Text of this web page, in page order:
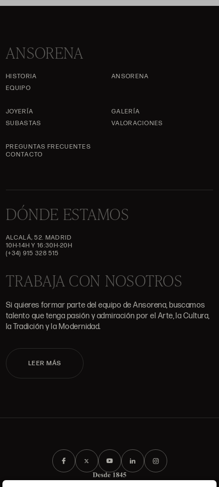
ANSORENA
HISTORIA
ANSORENA
EQUIPO
JOYERÍA
GALERÍA
SUBASTAS
VALORACIONES
PREGUNTAS FRECUENTES
CONTACTO
DÓNDE ESTAMOS
ALCALÁ, 52. MADRID
10H-14H Y 16:30H-20H
(+34) 915 328 515
TRABAJA CON NOSOTROS
Si quieres formar parte del equipo de Ansorena, buscamos
talento que tenga pasión y admiración por el Arte, la Cultura,
la Tradición y la Modernidad.
LEER MÁS